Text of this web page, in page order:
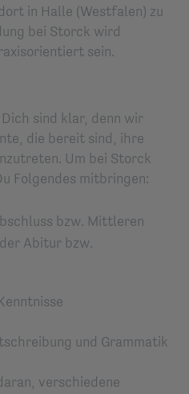
in Halle (Westfalen) zu
bei Storck wird
sein.
sind klar, denn wir
die bereit sind, ihre
Um bei Storck
Folgendes mitbringen:
bzw. Mittleren
Abitur bzw.
und Grammatik
verschiedene